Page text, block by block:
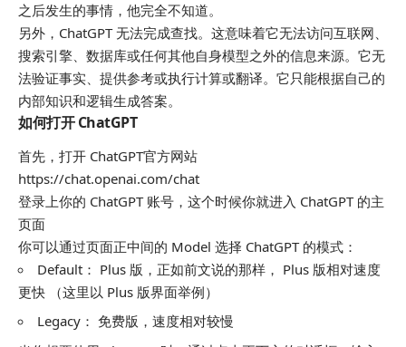
之后发生的事情，他完全不知道。
另外，ChatGPT 无法完成查找。这意味着它无法访问互联网、
搜索引擎、数据库或任何其他自身模型之外的信息来源。它无
法验证事实、提供参考或执行计算或翻译。它只能根据自己的
内部知识和逻辑生成答案。
如何打开 ChatGPT
首先，打开 ChatGPT官方网站
https://chat.openai.com/chat
登录上你的 ChatGPT 账号，这个时候你就进入 ChatGPT 的主
页面
你可以通过页面正中间的 Model 选择 ChatGPT 的模式：
Default： Plus 版，正如前文说的那样， Plus 版相对速度
更快 （这里以 Plus 版界面举例）
Legacy： 免费版，速度相对较慢